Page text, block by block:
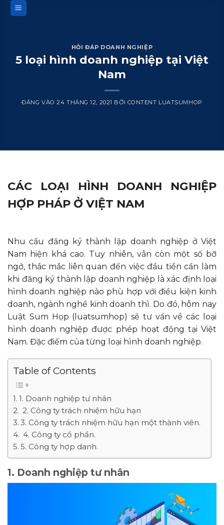
qua
HỎI ĐÁP DOANH NGHIỆP
5 loại hình doanh nghiệp tại Việt
Nam
ĐĂNG VÀO24 THÁNG 12, 2021 BỞI CONTENT LUATSUMHOP
CÁC LOẠI HÌNH DOANH NGHIỆP
HỢP PHÁP Ở VIỆT NAM
Nhu cầu đăng ký thành lập doanh nghiệp ở Việt
Nam hiện khá cao. Tuy nhiên, vẫn còn một số bỡ
ngở, thắc mắc liên quan đến việc đầu tiền cần làm
khi đăng ký thành lập doanh nghiệp là xác định loại
hình doanh nghiệp nào phù hợp với điều kiện kinh
doanh, ngành nghề kinh doanh thì. Do đó, hôm nay
Luật Sum Họp (luatsumhop) sẽ tư vấn về các loại
hình doanh nghiệp được phép hoạt động tại Việt
Nam. Đặc điểm của từng loại hình doanh nghiệp.
Table of Contents
1. Doanh nghiệp tư nhân
2. Công ty trách nhiệm hữu hạn
3. Công ty trách nhiệm hữu hạn một thành viên.
4. Công ty cổ phần.
5. Công ty hợp danh.
1. Doanh nghiệp tư nhân